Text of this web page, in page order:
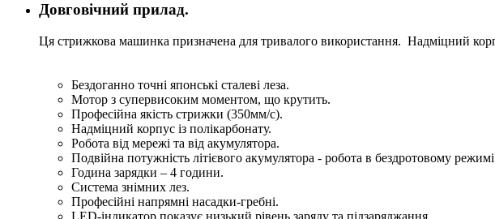
Довговічний прилад.
Ця стрижкова машинка призначена для тривалого використання. Надміцний
Бездоганно точні японські сталеві леза.
Мотор з супервисоким моментом, що крутить.
Професійна якість стрижки (350мм/с).
Надміцний корпус із полікарбонату.
Робота від мережі та від акумулятора.
Подвійна потужність літієвого акумулятора - робота в бездротовому
Година зарядки – 4 години.
Система знімних лез.
Професійні напрямні насадки-гребні.